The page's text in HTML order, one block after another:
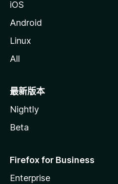
iOS
Android
Linux
All
最新版本
Nightly
Beta
Firefox for Business
Enterprise